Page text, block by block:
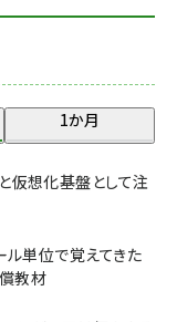
1か月
仮想化基盤として注
ル単位で覚えてきた
教材